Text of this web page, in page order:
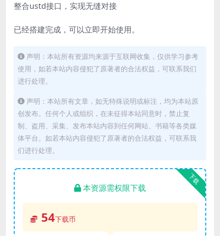
整合ustd接口，实现无缝对接
已经搭建完成，可以立即开始使用。
声明：本站所有资源均来源于互联网收集，仅供学习参考
使用，如若本站内容侵犯了原著者的合法权益，可联系我们
进行处理。
声明：本站所有文章，如无特殊说明或标注，均为本站原
创发布。任何个人或组织，在未征得本站同意时，禁止复
制、盗用、采集、发布本站内容到任何网站、书籍等各类媒
体平台。如若本站内容侵犯了原著者的合法权益，可联系我
们进行处理。
下载
本资源需权限下载
54下载币